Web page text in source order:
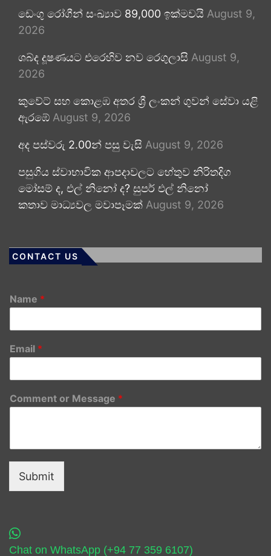
ඩෙංගු රෝගීන් සංඛ්‍යාව 89,000 ඉක්මවයි August 9,
2026
ශබ්ද දූෂණයට එරෙහිව නව රෙගුලාසි August 9,
2026
කුවේට් සහ කොළඹ අතර ශ්‍රී ලංකන් ගුවන් සේවා යළි
ඇරඹේ August 9, 2026
අද පස්වරු 2.00න් පසු වැසි August 9, 2026
පසුගිය ස්වාභාවික ආපදාවලට හේතුව නිරිතදිග
මෝසම් ද, එල් නිනෝ ද? සුපර් එල් නිනෝ
කතාව මාධ්‍යවල මවාපෑමක් August 9, 2026
CONTACT US
Name *
Email *
Comment or Message *
Submit
Chat on WhatsApp (+94 77 359 6107)